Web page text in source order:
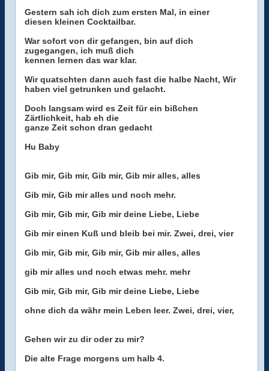
Gestern sah ich dich zum ersten Mal, in einer
diesen kleinen Cocktailbar.
War sofort von dir gefangen, bin auf dich
zugegangen, ich muß dich
kennen lernen das war klar.
Wir quatschten dann auch fast die halbe Nacht, Wir
haben viel getrunken und gelacht.
Doch langsam wird es Zeit für ein bißchen
Zärtlichkeit, hab eh die
ganze Zeit schon dran gedacht
Hu Baby
Gib mir, Gib mir, Gib mir, Gib mir alles, alles
Gib mir, Gib mir alles und noch mehr.
Gib mir, Gib mir, Gib mir deine Liebe, Liebe
Gib mir einen Kuß und bleib bei mir. Zwei, drei, vier
Gib mir, Gib mir, Gib mir, Gib mir alles, alles
gib mir alles und noch etwas mehr. mehr
Gib mir, Gib mir, Gib mir deine Liebe, Liebe
ohne dich da währ mein Leben leer. Zwei, drei, vier,
Gehen wir zu dir oder zu mir?
Die alte Frage morgens um halb 4.